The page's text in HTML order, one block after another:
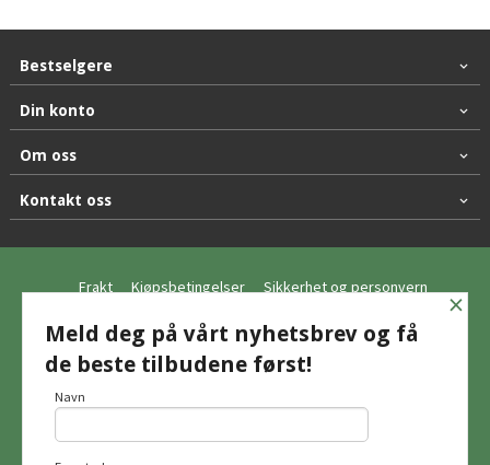
Bestselgere
Din konto
Om oss
Kontakt oss
Frakt Kjøpsbetingelser Sikkerhet og personvern
Nyhetsbrev
© Hagemo Jakt og Friluft AS
×
Meld deg på vårt nyhetsbrev og få
de beste tilbudene først!
Navn